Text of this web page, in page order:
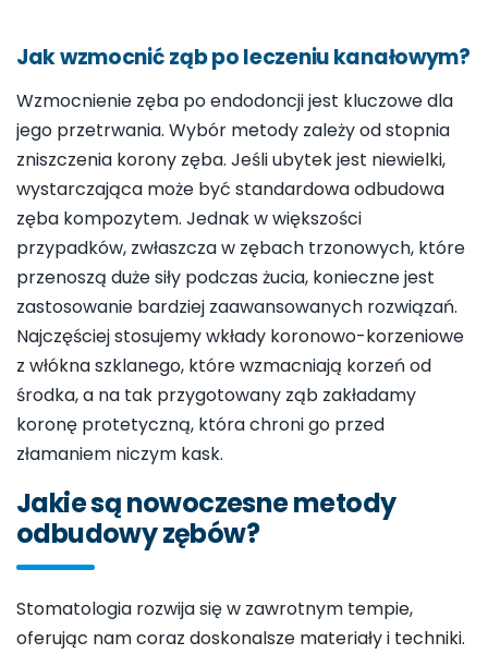
Jak wzmocnić ząb po leczeniu kanałowym?
Wzmocnienie zęba po endodoncji jest kluczowe dla
jego przetrwania. Wybór metody zależy od stopnia
zniszczenia korony zęba. Jeśli ubytek jest niewielki,
wystarczająca może być standardowa odbudowa
zęba kompozytem. Jednak w większości
przypadków, zwłaszcza w zębach trzonowych, które
przenoszą duże siły podczas żucia, konieczne jest
zastosowanie bardziej zaawansowanych rozwiązań.
Najczęściej stosujemy wkłady koronowo-korzeniowe
z włókna szklanego, które wzmacniają korzeń od
środka, a na tak przygotowany ząb zakładamy
koronę protetyczną, która chroni go przed
złamaniem niczym kask.
Jakie są nowoczesne metody
odbudowy zębów?
Stomatologia rozwija się w zawrotnym tempie,
oferując nam coraz doskonalsze materiały i techniki.